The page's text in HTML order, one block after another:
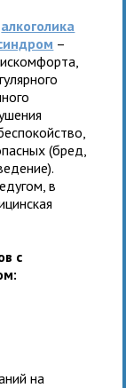
алкоголика
–
(бред,
в
с
на